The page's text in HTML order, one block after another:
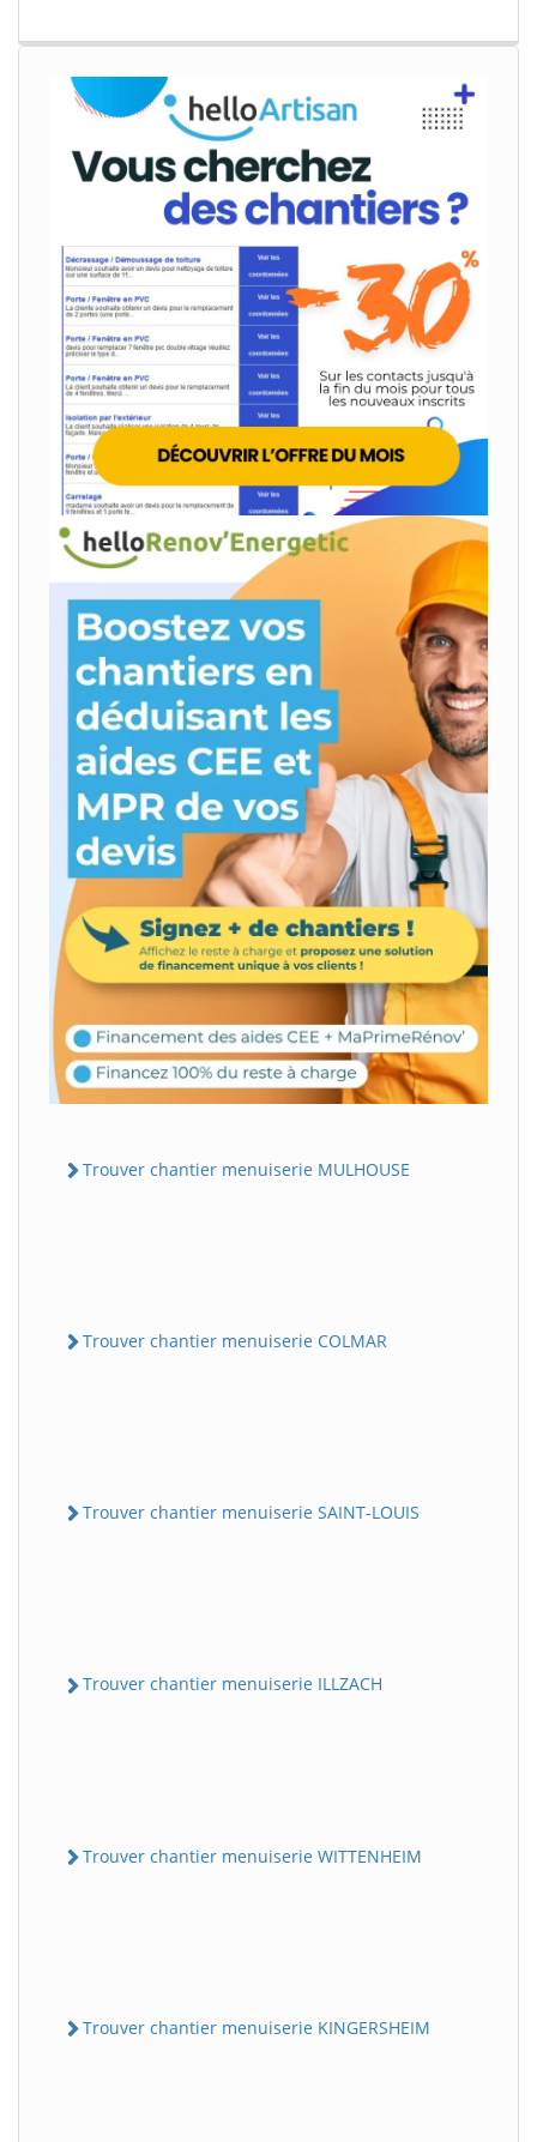
Trouver chantier menuiserie MULHOUSE
Trouver chantier menuiserie COLMAR
Trouver chantier menuiserie SAINT-LOUIS
Trouver chantier menuiserie ILLZACH
Trouver chantier menuiserie WITTENHEIM
Trouver chantier menuiserie KINGERSHEIM